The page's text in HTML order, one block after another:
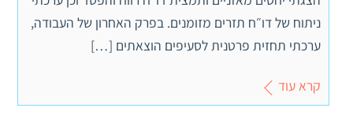
ניתוח של דו״ח תזרים מזומנים. בפרק האחרון של העבודה,
ערכתי תחזית פרטנית לסעיפים הוצאתים […]
קרא עוד